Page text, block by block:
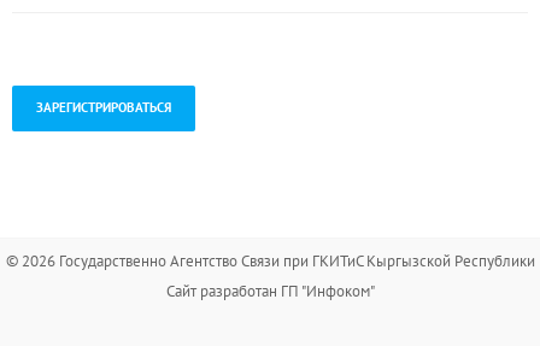
© 2026 Государственно Агентство Связи при ГКИТиС Кыргызской Республики
Сайт разработан ГП "Инфоком"